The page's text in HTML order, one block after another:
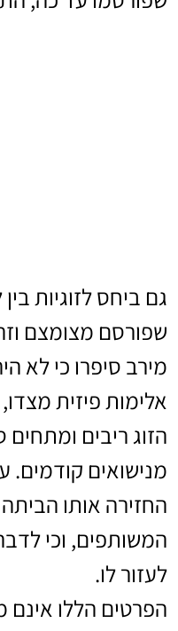
גם ביחס לזוגיות
שפורסם מצומצם
מירב סיפרו כי לא
אלימות פיזית מצדו,
הזוג ריבים
מנישואים קודמים.
החזירה אותו
המשותפים, וכי
לעזור לו.
הפרטים הללו